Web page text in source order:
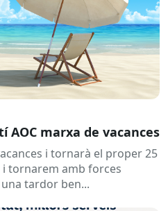
AOC marxa de vacances
i tornarà el proper 25
i tornarem amb forces
tardor ben...